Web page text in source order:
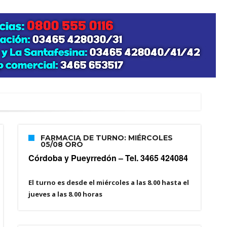
FARMACIA DE TURNO: MIÉRCOLES
05/08 ORÓ
Córdoba y Pueyrredón –Tel. 3465 424084
El turno es desde el miércoles a las 8.00 hasta el
jueves a las 8.00 horas